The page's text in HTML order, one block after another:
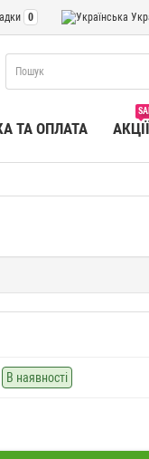
0
ТА ОПЛАТА АКЦІЇ
В наявності